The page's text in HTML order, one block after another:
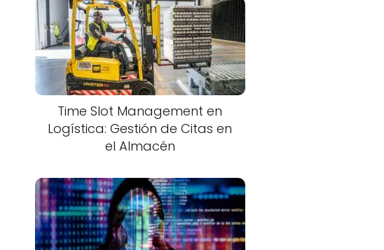
Time Slot Management en
Logística: Gestión de Citas en
el Almacén